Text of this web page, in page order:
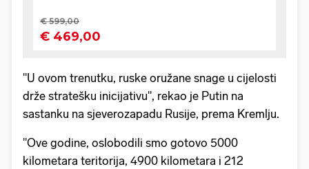
"U ovom trenutku, ruske oružane snage u cijelosti
drže stratešku inicijativu", rekao je Putin na
sastanku na sjeverozapadu Rusije, prema Kremlju.
"Ove godine, oslobodili smo gotovo 5000
kilometara teritorija, 4900 kilometara i 212